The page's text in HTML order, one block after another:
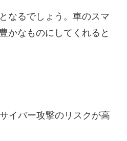
なるでしょう。車のスマ
かなものにしてくれると
イバー攻撃のリスクが高